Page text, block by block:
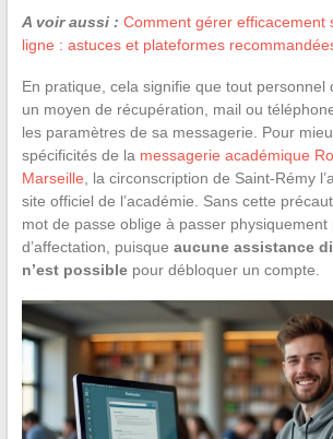
A voir aussi : Comment gérer efficacement
ligne : astuces et plateformes
En pratique, cela signifie que tout personnel
un moyen de récupération, mail ou
les paramètres de sa messagerie. Pour
spécificités de la messagerie académique
Marseille , la circonscription de Saint-Rémy
site officiel de l’académie. Sans cette
mot de passe oblige à passer physiquement
d’affectation, puisque aucune assistance
n’est possiblepour débloquer un compte.